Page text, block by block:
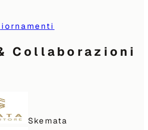
Collaborazioni
Skemata